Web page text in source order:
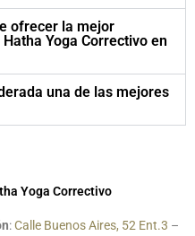
ofrecer la mejor
Yoga Correctivo en
una de las mejores
Yoga Correctivo
:Calle Buenos Aires, 52 Ent.3 –